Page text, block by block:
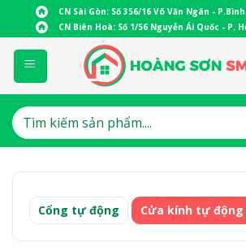
content
CN Sài Gòn: Số 356/16 Võ Văn Ngân -
CN Biên Hoà: Số 1/56 Nguyễn Ái Quốc - P.
Tìm
kiếm:
Cổng tự động Cửa kính tự